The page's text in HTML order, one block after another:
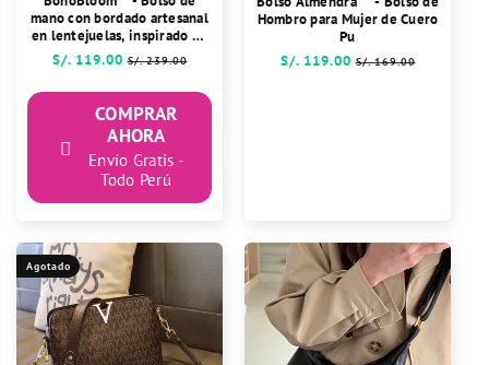
:
mano con bordado artesanal
en lentejuelas, inspirado en
un elegante diseño floral
Precio
S/. 119.00 Precio
S/. 239.00
COMPRAR
AHORA
Envío Gratis -
Todo Perú
Hombro para Mujer de Cuero
Pu
Precio
S/. 119.00 Precio
S/. 169.00
Agotado